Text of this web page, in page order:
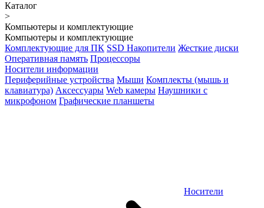
Каталог
>
Компьютеры и комплектующие
Компьютеры и комплектующие
Комплектующие для ПК SSD Накопители Жесткие диски
Оперативная память Процессоры
Носители информации
Периферийные устройства Мыши Комплекты (мышь и
клавиатура) Аксессуары Web камеры Наушники с
микрофоном Графические планшеты
Носители